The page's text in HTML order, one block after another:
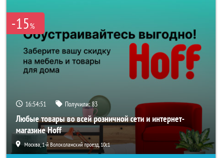
-15%
16:54:50 Получили:83
Любые товары во всей розничной сети и интернет-
магазине Hoff
Москва, 1-й Волоколамский проезд, 10с1